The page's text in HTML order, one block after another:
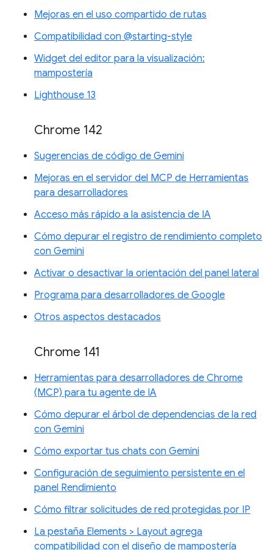
Mejoras en el uso compartido de rutas
Compatibilidad con @starting-style
Widget del editor para la visualización:
mampostería
Lighthouse 13
Chrome 142
Sugerencias de código de Gemini
Mejoras en el servidor del MCP de Herramientas
para desarrolladores
Acceso más rápido a la asistencia de IA
Cómo depurar el registro de rendimiento completo
con Gemini
Activar o desactivar la orientación del panel lateral
Programa para desarrolladores de Google
Otros aspectos destacados
Chrome 141
Herramientas para desarrolladores de Chrome
(MCP) para tu agente de IA
Cómo depurar el árbol de dependencias de la red
con Gemini
Cómo exportar tus chats con Gemini
Configuración de seguimiento persistente en el
panel Rendimiento
Cómo filtrar solicitudes de red protegidas por IP
La pestaña Elements > Layout agrega
compatibilidad con el diseño de mampostería